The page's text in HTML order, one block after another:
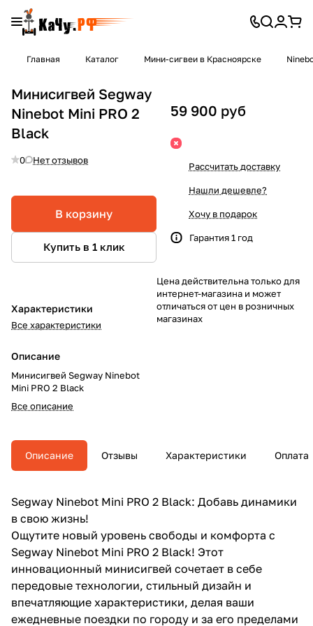
Главная Каталог Мини-сигвеи в Красноярске
Минисигвей Segway
Ninebot Mini PRO 2
Black
0 Нет отзывов
В корзину
Купить в 1 клик
Характеристики
Все характеристики
Описание
Минисигвей Segway Ninebot
Mini PRO 2 Black
Все описание
59 900 руб
Рассчитать доставку
Нашли дешевле?
Хочу в подарок
Гарантия 1 год
Цена действительна только для
интернет-магазина и может
отличаться от цен в розничных
магазинах
Описание Отзывы Характеристики Оплата
Segway Ninebot Mini PRO 2 Black: Добавь динамики
в свою жизнь!
Ощутите новый уровень свободы и комфорта с
Segway Ninebot Mini PRO 2 Black! Этот
инновационный минисигвей сочетает в себе
передовые технологии, стильный дизайн и
впечатляющие характеристики, делая ваши
ежедневные поездки по городу и за его пределами